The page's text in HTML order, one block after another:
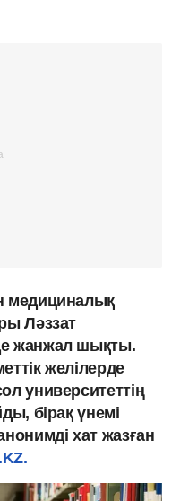
медициналық
Ләззат
жанжал шықты.
желілерде
университеттің
бірақ үнемі
хат жазған